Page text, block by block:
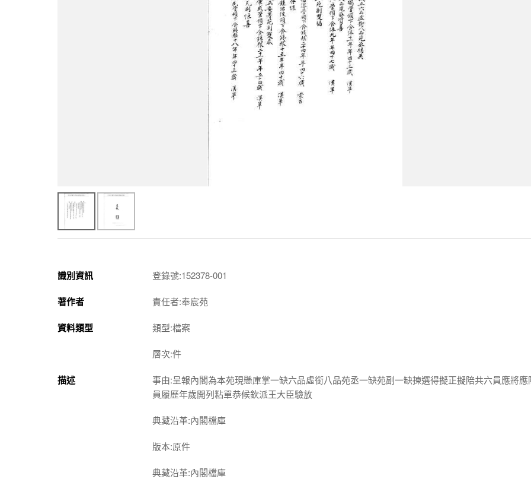
識別資訊 登錄號:152378-001
著作者 責任者:奉宸苑
資料類型 類型:檔案
層次:件
描述
事由:呈報內閣為本苑現懸庫掌一缺六品虛銜八品苑丞一缺苑副一缺揀選得擬正擬陪共六員應將應
員履歷年歲開列粘單恭候欽派王大臣驗放
典藏沿革:內閣檔庫
版本:原件
典藏沿革:內閣檔庫